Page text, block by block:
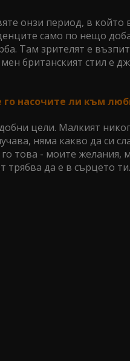
онзи период, в
само по нещо
Там зрителят е
британският стил е
насочите ли към
цели. Малкият
няма какво да си
това - моите желания,
да е в сърцето